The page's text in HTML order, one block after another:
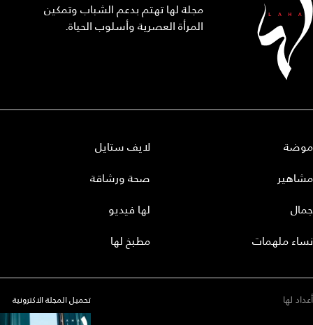
مجلة لها تهتم بدعم الشباب وتمكين
المرأة العصرية وأسلوب الحياة.
موضة
مشاهير
جمال
نساء ملهمات
لايف ستايل
صحة ورشاقة
لها فيديو
مطبخ لها
أعداد لها
تحميل المجلة الاكترونية